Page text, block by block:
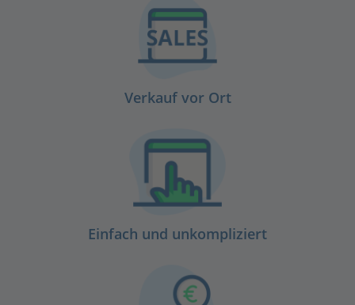
Verkauf vor Ort
Einfach und unkompliziert